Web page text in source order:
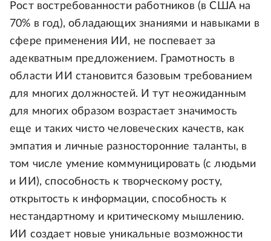
Рост востребованности работников (в США на
70% в год), обладающих знаниями и навыками в
сфере применения ИИ, не поспевает за
адекватным предложением. Грамотность в
области ИИ становится базовым требованием
для многих должностей. И тут неожиданным
для многих образом возрастает значимость
еще и таких чисто человеческих качеств, как
эмпатия и личные разносторонние таланты, в
том числе умение коммуницировать (с людьми
и ИИ), способность к творческому росту,
открытость к информации, способность к
нестандартному и критическому мышлению.
ИИ создает новые уникальные возможности